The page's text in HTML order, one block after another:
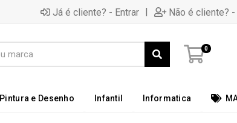
Já é cliente? - Entrar | Não é cliente?
0
Pintura e Desenho Infantil Informatica